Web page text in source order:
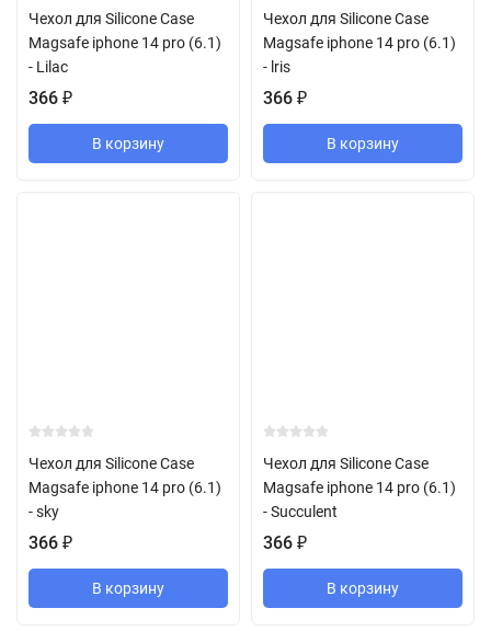
Чехол для Silicone Case
Magsafe iphone 14 pro (6.1)
- Lilac
366 ₽
В корзину
Чехол для Silicone Case
Magsafe iphone 14 pro (6.1)
- lris
366 ₽
В корзину
Чехол для Silicone Case
Magsafe iphone 14 pro (6.1)
- sky
366 ₽
В корзину
Чехол для Silicone Case
Magsafe iphone 14 pro (6.1)
- Succulent
366 ₽
В корзину